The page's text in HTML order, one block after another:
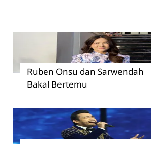
Ruben Onsu dan Sarwendah
Bakal Bertemu